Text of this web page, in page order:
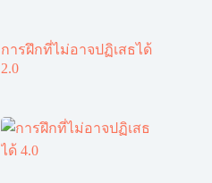
การฝึกที่ไม่อาจปฏิเสธได้
2.0